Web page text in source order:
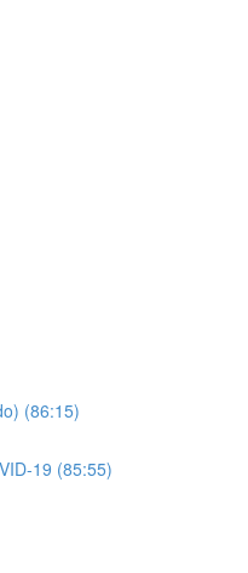
(86:15)
19 (85:55)